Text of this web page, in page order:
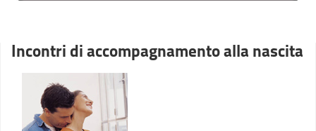
Incontri di accompagnamento alla nascita